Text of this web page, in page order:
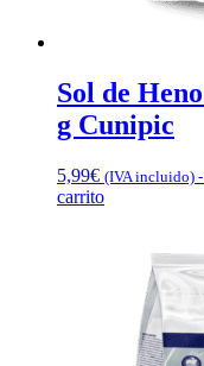
Sol de
g Cunipic
5,99€ (IVA incluido) -
carrito